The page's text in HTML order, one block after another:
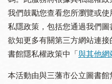
我們鼓勵您查看您所瀏覽或
私隱政策，包括您通過我們圖
欲知更多有關第三方網站連
書館隱私權政策中「 與其他網
本活動由與三藩市公立圖書